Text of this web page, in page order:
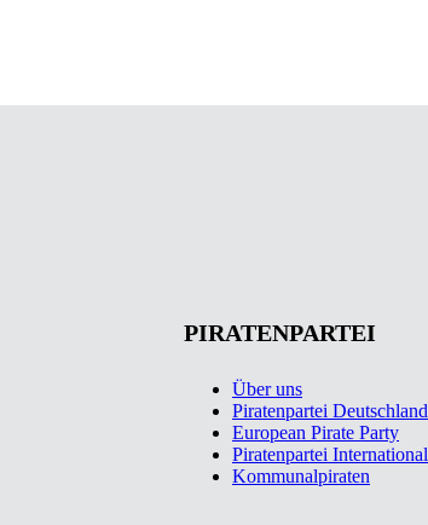
PIRATENPARTEI
Über uns
Piratenpartei Deutschland
European Pirate Party
Piratenpartei International
Kommunalpiraten